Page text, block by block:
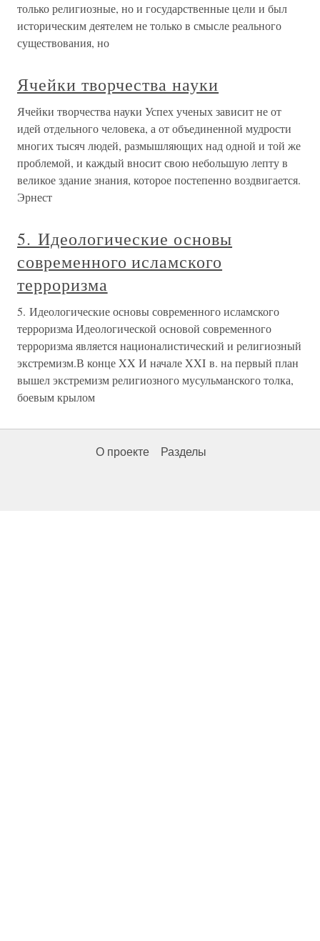
только религиозные, но и государственные цели и был
историческим деятелем не только в смысле реального
существования, но
Ячейки творчества науки
Ячейки творчества науки Успех ученых зависит не от
идей отдельного человека, а от объединенной мудрости
многих тысяч людей, размышляющих над одной и той же
проблемой, и каждый вносит свою небольшую лепту в
великое здание знания, которое постепенно воздвигается.
Эрнест
5. Идеологические основы
современного исламского
терроризма
5. Идеологические основы современного исламского
терроризма Идеологической основой современного
терроризма является националистический и религиозный
экстремизм.В конце XX И начале XXI в. на первый план
вышел экстремизм религиозного мусульманского толка,
боевым крылом
О проекте Разделы